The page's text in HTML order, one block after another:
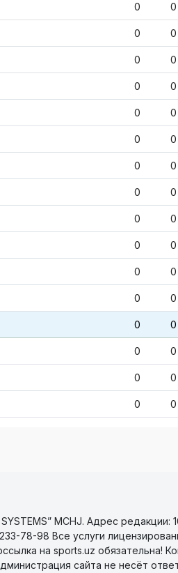
0 0
0 0
0 0
0 0
0 0
0 0
0 0
0 0
0 0
0 0
0 0
0 0
0 0
0 0
0 0
0 0
MCHJ. Адрес
78-98 Все услуги
на sports.uz обязательна!
сайта не несёт